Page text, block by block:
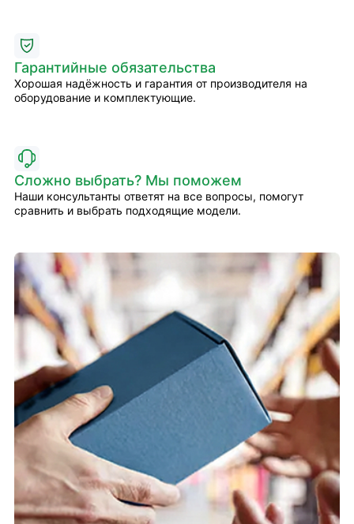
Гарантийные обязательства
Хорошая надёжность и гарантия от производителя на
оборудование и комплектующие.
Сложно выбрать? Мы поможем
Наши консультанты ответят на все вопросы, помогут
сравнить и выбрать подходящие модели.